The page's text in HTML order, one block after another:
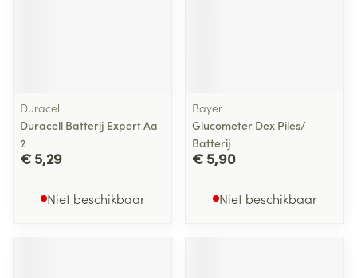
Duracell
Duracell Batterij Expert Aa
2
€ 5,29
Niet beschikbaar
Bayer
Glucometer Dex Piles/
Batterij
€ 5,90
Niet beschikbaar